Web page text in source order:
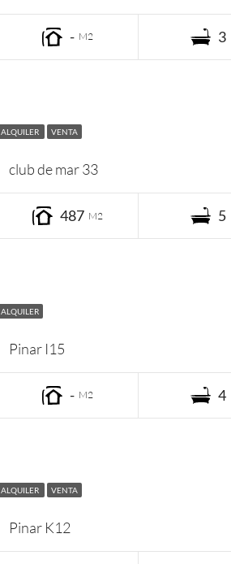
- M2 3
ALQUILER VENTA
club de mar 33
487 M2 5
ALQUILER
Pinar I15
- M2 4
ALQUILER VENTA
Pinar K12